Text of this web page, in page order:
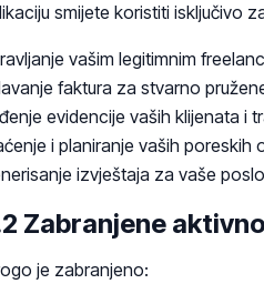
smijete koristiti isključivo
vašim legitimnim
faktura za stvarno
evidencije vaših klijenata i
i planiranje vaših poreskih
izvještaja za vaše
Zabranjene
je zabranjeno: